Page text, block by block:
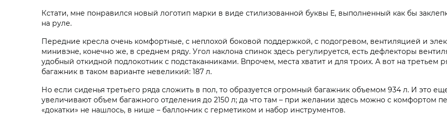
Кстати, мне понравился новый логотип марки в виде стилизованной буквы Е, выполненный как бы
на руле.
Передние кресла очень комфортные, с неплохой боковой поддержкой, с подогревом, вентиляцией и
минивэне, конечно же, в среднем ряду. Угол наклона спинок здесь регулируется, есть дефлекторы
удобный откидной подлокотник с подстаканниками. Впрочем, места хватит и для троих. А вот на третьем
багажник в таком варианте невеликий: 187 л.
Но если сиденья третьего ряда сложить в пол, то образуется огромный багажник объемом 934 л. И это
увеличивают объем багажного отделения до 2150 л; да что там – при желании здесь можно с комфортом
«докатки» не нашлось, в нише – баллончик с герметиком и набор инструментов.